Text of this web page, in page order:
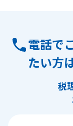
電話で
たい方
税